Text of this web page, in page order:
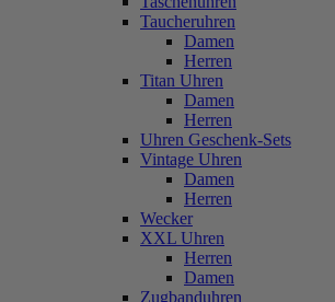
Taucheruhren
Damen
Herren
Titan Uhren
Damen
Herren
Uhren Geschenk-Sets
Vintage Uhren
Damen
Herren
Wecker
XXL Uhren
Herren
Damen
Zugbanduhren